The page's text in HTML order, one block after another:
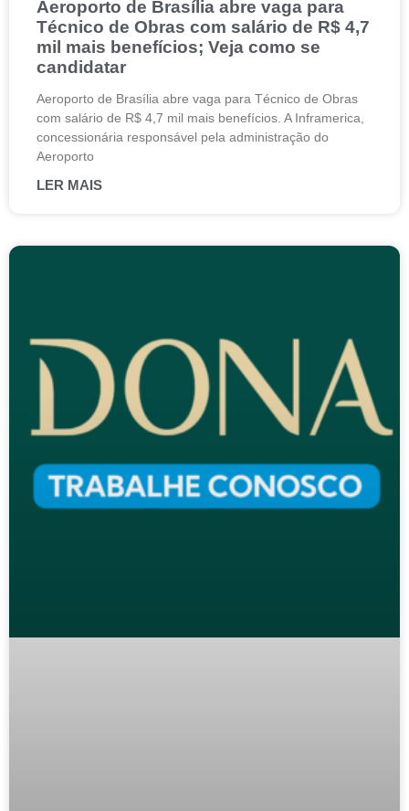
Aeroporto de Brasília abre vaga para
Técnico de Obras com salário de R$ 4,7
mil mais benefícios; Veja como se
candidatar
Aeroporto de Brasília abre vaga para Técnico de Obras
com salário de R$ 4,7 mil mais benefícios. A Inframerica,
concessionária responsável pela administração do
Aeroporto
LER MAIS